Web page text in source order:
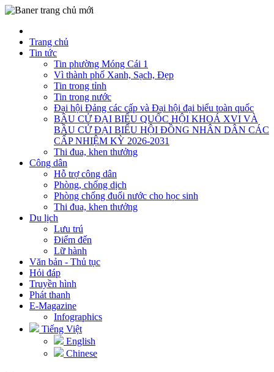
Trang chủ
Tin tức
Tin phường Móng Cái 1
Vì thành phố Xanh, Sạch, Đẹp
Tin trong tỉnh
Tin trong nước
Đại hội Đảng các cấp và Đại hội đại biểu toàn quốc
BẦU CỬ ĐẠI BIỂU QUỐC HỘI KHOÁ XVI VÀ
BẦU CỬ ĐẠI BIỂU HỘI ĐỒNG NHÂN DÂN CÁC
CẤP NHIỆM KỲ 2026-2031
Thi đua, khen thưởng
Công dân
Hỗ trợ công dân
Phòng, chống dịch
Phòng chống đuối nước cho học sinh
Thi đua, khen thưởng
Du lịch
Lưu trú
Điểm đến
Lữ hành
Văn bản - Thủ tục
Hỏi đáp
Truyền hình
Phát thanh
E-Magazine
Infographics
Tiếng Việt
English
Chinese